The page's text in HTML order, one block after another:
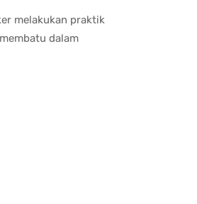
melakukan praktik
dalam